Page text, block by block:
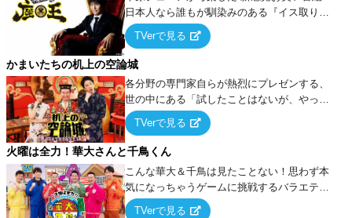
日本人なら誰もが馴染みのある『イス取りゲ
ーム』をベースに、大喜利・ギャグ・モノボ
ケ・歌…など様々なお題で芸人がショートネ
タを競い合う！
TVerで見る
かまいたちの机上の空論城
各分野の専門家自らが熱烈にプレゼンする、
世の中にある「試したことはないが、やって
みたらこうなる！…ハズ」という“机上の空
論”に若手芸人らがカラダを張って挑む！
TVerで見る
火曜は全力！華大さんと千鳥くん
こんな華大＆千鳥は見たことない！思わず本
気になっちゃうゲームに挑戦するバラエティ
ー！
TVerで見る